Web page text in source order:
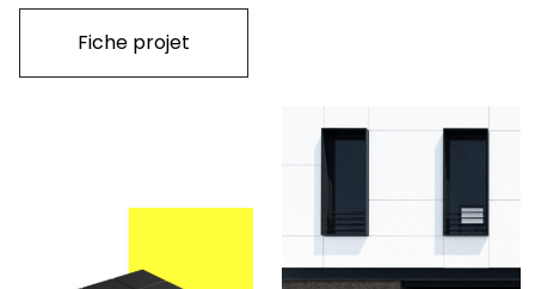
Fiche projet